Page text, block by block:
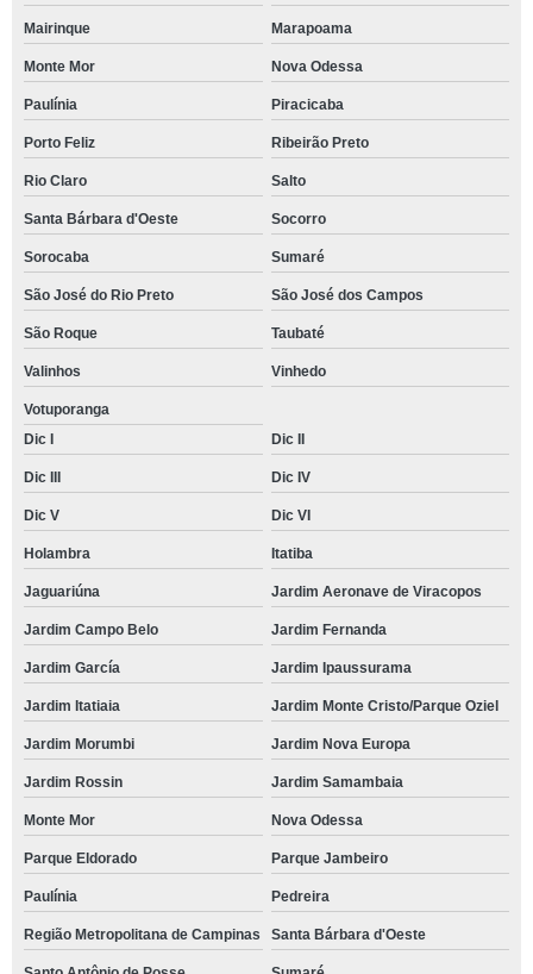
Mairinque Marapoama
Monte Mor Nova Odessa
Paulínia Piracicaba
Porto Feliz Ribeirão Preto
Rio Claro Salto
Santa Bárbara d'Oeste Socorro
Sorocaba Sumaré
São José do Rio Preto São José dos Campos
São Roque Taubaté
Valinhos Vinhedo
Votuporanga
Dic I
Dic II
Dic III Dic IV
Dic V Dic VI
Holambra Itatiba
Jaguariúna Jardim Aeronave de Viracopos
Jardim Campo Belo Jardim Fernanda
Jardim García Jardim Ipaussurama
Jardim Itatiaia Jardim Monte Cristo/Parque Oziel
Jardim Morumbi Jardim Nova Europa
Jardim Rossin Jardim Samambaia
Monte Mor Nova Odessa
Parque Eldorado Parque Jambeiro
Paulínia Pedreira
Região Metropolitana de Campinas Santa Bárbara d'Oeste